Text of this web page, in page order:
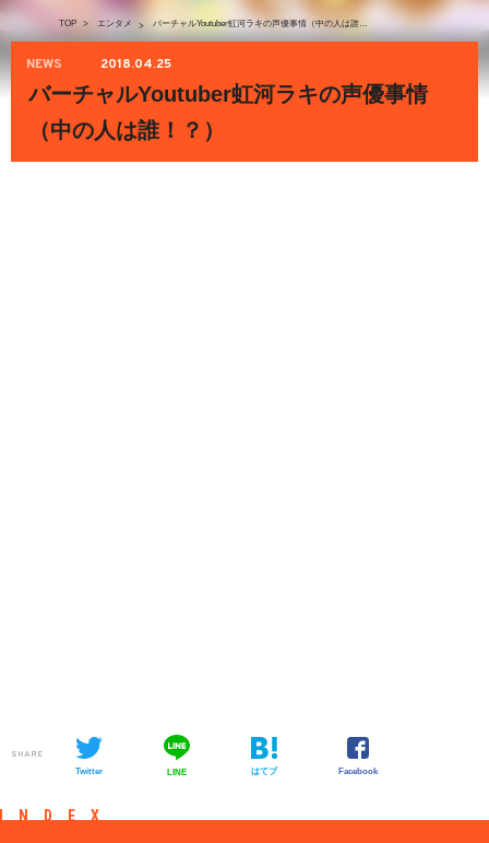
TOP > エンタメ > バーチャルYoutuber虹河ラキの声優事情（中の人は誰！？）
NEWS 2018.04.25
バーチャルYoutuber虹河ラキの声優事情
（中の人は誰！？）
SHARE
Twitter LINE はてブ Facebook
INDEX